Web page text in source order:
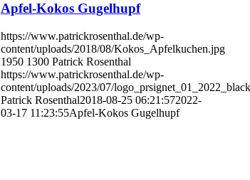
Apfel-Kokos Gugelhupf
https://www.patrickrosenthal.de/wp-
content/uploads/2018/08/Kokos_Apfelkuchen.jpg
1950 1300 Patrick Rosenthal
https://www.patrickrosenthal.de/wp-
content/uploads/2023/07/
Patrick Rosenthal2018-08-25 06:21:572022-
03-17 11:23:55Apfel-Kokos Gugelhupf